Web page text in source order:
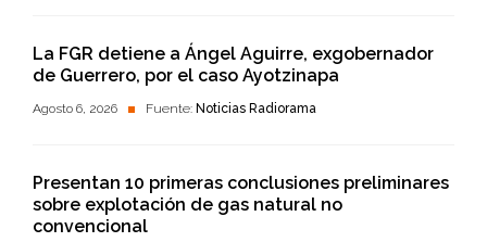
La FGR detiene a Ángel Aguirre, exgobernador
de Guerrero, por el caso Ayotzinapa
Agosto 6, 2026 Fuente: Noticias Radiorama
Presentan 10 primeras conclusiones preliminares
sobre explotación de gas natural no
convencional